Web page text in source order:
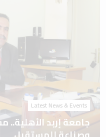
Latest News & Events
جامعة إربد الأهلية..